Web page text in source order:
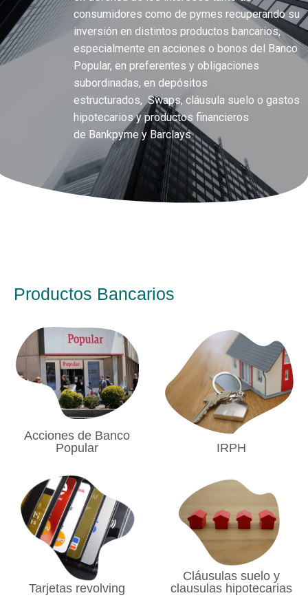
consumidores como de pymes recuperando su
inversión en distintos productos bancarios,
especialmente en acciones o bonos del Banco
Popular, en preferentes y obligaciones
subordinadas, en depósitos
estructurados, Swaps, cláusula suelo o gastos
hipotecarios y productos financieros
de Bankpyme y Barclays.
Productos Bancarios
Acciones de Banco
Popular
IRPH
Tarjetas revolving
Cláusulas suelo y
clausulas hipotecarias